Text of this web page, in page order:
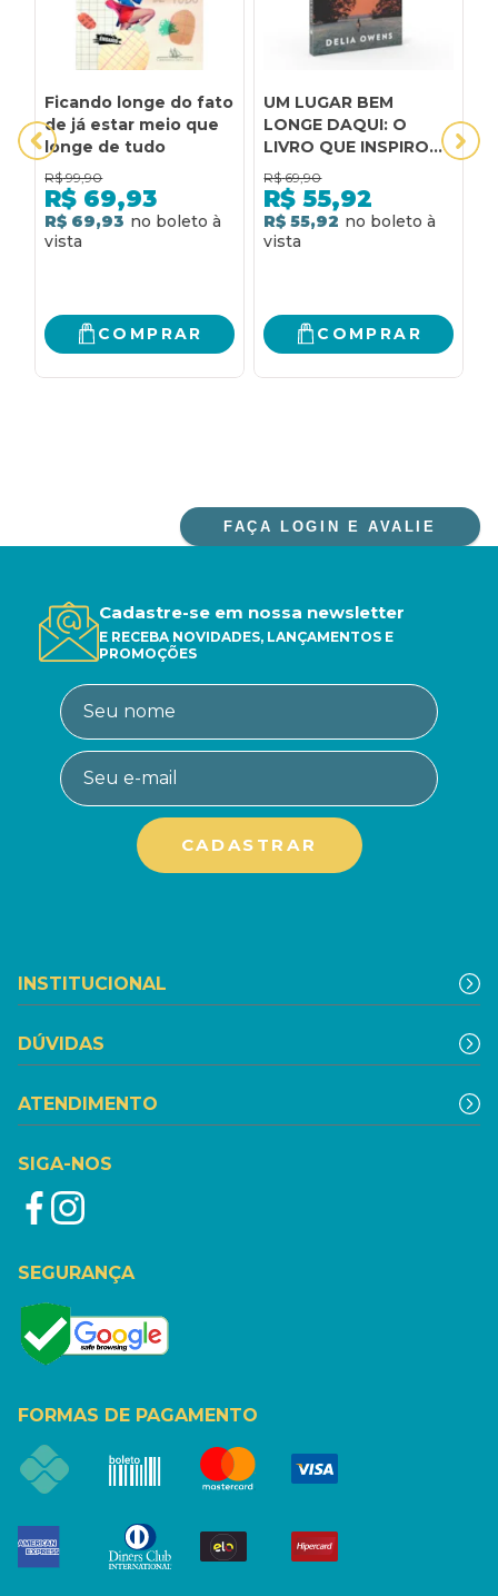
Ficando longe do fato
de já estar meio que
longe de tudo
R$ 99,90
R$ 69,93
R$ 69,93
COMPRAR
UM LUGAR BEM
LONGE DAQUI: O
LIVRO QUE INSPIROU
O FILME UM LUGAR
BEM LONGE DAQUI
R$ 69,90
R$ 55,92
R$ 55,92
COMPRAR
FAÇA LOGIN E AVALIE
Cadastre-se em nossa newsletter
E RECEBA NOVIDADES, LANÇAMENTOS E
PROMOÇÕES
INSTITUCIONAL
DÚVIDAS
ATENDIMENTO
SIGA-NOS
SEGURANÇA
FORMAS DE PAGAMENTO